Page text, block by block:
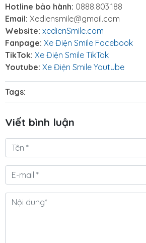
Hotline bảo hành: 0888.803.188
Email: Xediensmile@gmail.com
Website: xedienSmile.com
Fanpage: Xe Điện Smile Facebook
TikTok: Xe Điện Smile TikTok
Youtube: Xe Điện Smile Youtube
Tags:
Viết bình luận